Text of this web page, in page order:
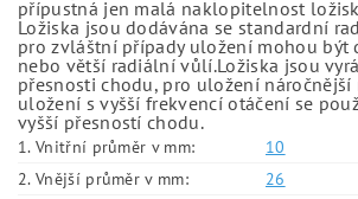
přípustná jen malá naklopitelnost
Ložiska jsou dodávána se standardní
pro zvláštní případy uložení mohou být
nebo větší radiální vůlí.Ložiska jsou
přesnosti chodu, pro uložení náročnější
uložení s vyšší frekvencí otáčení se
vyšší přesností chodu.
1. Vnitřní průměr v mm:
10
2. Vnější průměr v mm:
26